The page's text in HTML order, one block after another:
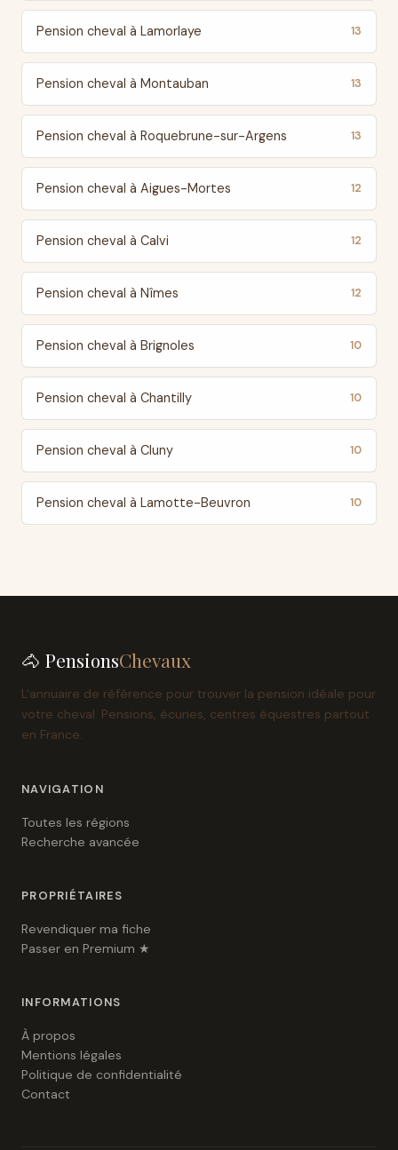
Pension cheval à Lamorlaye 13
Pension cheval à Montauban 13
Pension cheval à Roquebrune-sur-Argens 13
Pension cheval à Aigues-Mortes 12
Pension cheval à Calvi 12
Pension cheval à Nîmes 12
Pension cheval à Brignoles 10
Pension cheval à Chantilly 10
Pension cheval à Cluny 10
Pension cheval à Lamotte-Beuvron 10
🐴 PensionsChevaux
L'annuaire de référence pour trouver la pension idéale pour
votre cheval. Pensions, écuries, centres équestres partout
en France.
NAVIGATION
Toutes les régions
Recherche avancée
PROPRIÉTAIRES
Revendiquer ma fiche
Passer en Premium ★
INFORMATIONS
À propos
Mentions légales
Politique de confidentialité
Contact